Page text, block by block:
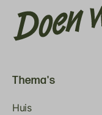
Thema's
Huis